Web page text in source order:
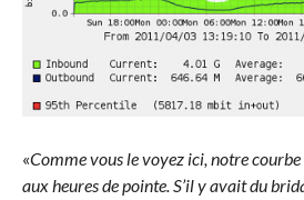
«Comme vous le voyez ici, notre
aux heures de pointe. S’il y avait du